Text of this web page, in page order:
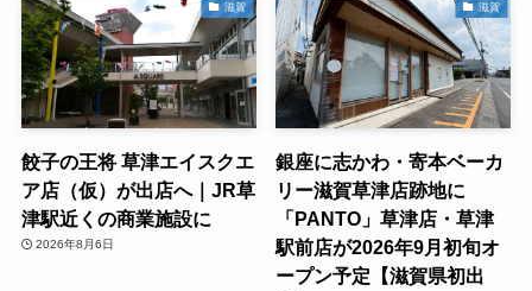
滋賀
餃子の王将 草津エイスクエ
ア店（仮）が出店へ｜JR草
津駅近くの商業施設に
2026年8月6日
滋賀
銀座に志かわ・寄本ベーカ
リー滋賀草津店跡地に
「PANTO」草津店・草津
駅前店が2026年9月初旬オ
ープン予定【滋賀県初出